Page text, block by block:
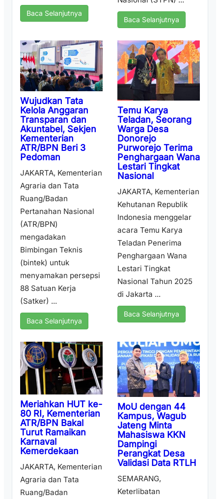
Baca Selanjutnya
Baca Selanjutnya
Wujudkan Tata
Kelola Anggaran
Transparan dan
Akuntabel, Sekjen
Kementerian
ATR/BPN Beri 3
Pedoman
JAKARTA, Kementerian
Agraria dan Tata
Ruang/Badan
Pertanahan Nasional
(ATR/BPN)
mengadakan
Bimbingan Teknis
(bintek) untuk
menyamakan persepsi
88 Satuan Kerja
(Satker) ...
Baca Selanjutnya
Temu Karya
Teladan, Seorang
Warga Desa
Donorejo
Purworejo Terima
Penghargaan Wana
Lestari Tingkat
Nasional
JAKARTA, Kementerian
Kehutanan Republik
Indonesia menggelar
acara Temu Karya
Teladan Penerima
Penghargaan Wana
Lestari Tingkat
Nasional Tahun 2025
di Jakarta ...
Baca Selanjutnya
Meriahkan HUT ke-
80 RI, Kementerian
ATR/BPN Bakal
Turut Ramaikan
Karnaval
Kemerdekaan
JAKARTA, Kementerian
Agraria dan Tata
Ruang/Badan
MoU dengan 44
Kampus, Wagub
Jateng Minta
Mahasiswa KKN
Dampingi
Perangkat Desa
Validasi Data RTLH
SEMARANG,
Keterlibatan